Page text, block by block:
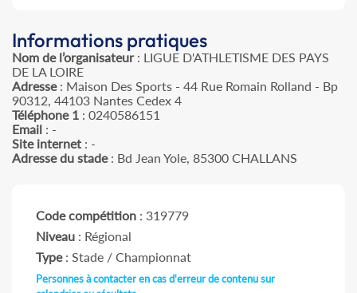
Informations pratiques
Nom de l’organisateur: LIGUE D'ATHLETISME DES PAYS
DE LA LOIRE
Adresse: Maison Des Sports - 44 Rue Romain Rolland - Bp
90312, 44103 Nantes Cedex 4
Téléphone 1 : 0240586151
Email : -
Site internet : -
Adresse du stade: Bd Jean Yole, 85300 CHALLANS
Code compétition : 319779
Niveau : Régional
Type: Stade / Championnat
Personnes à contacter en cas d'erreur de contenu sur